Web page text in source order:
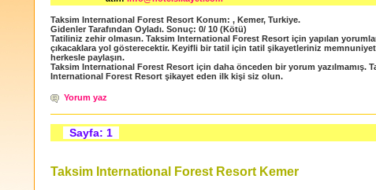
Taksim International Forest Resort Konum: , Kemer, Turkiye.
Gidenler Tarafından Oyladı. Sonuç: 0/ 10 (Kötü)
Tatiliniz zehir olmasın. Taksim International Forest Resort için yapılan
çıkacaklara yol gösterecektir. Keyifli bir tatil için tatil şikayetleriniz
herkesle paylaşın.
Taksim International Forest Resort için daha önceden bir yorum yazılmamış.
International Forest Resort şikayet eden ilk kişi siz olun.
Yorum yaz
Sayfa: 1
Taksim International Forest Resort Kemer